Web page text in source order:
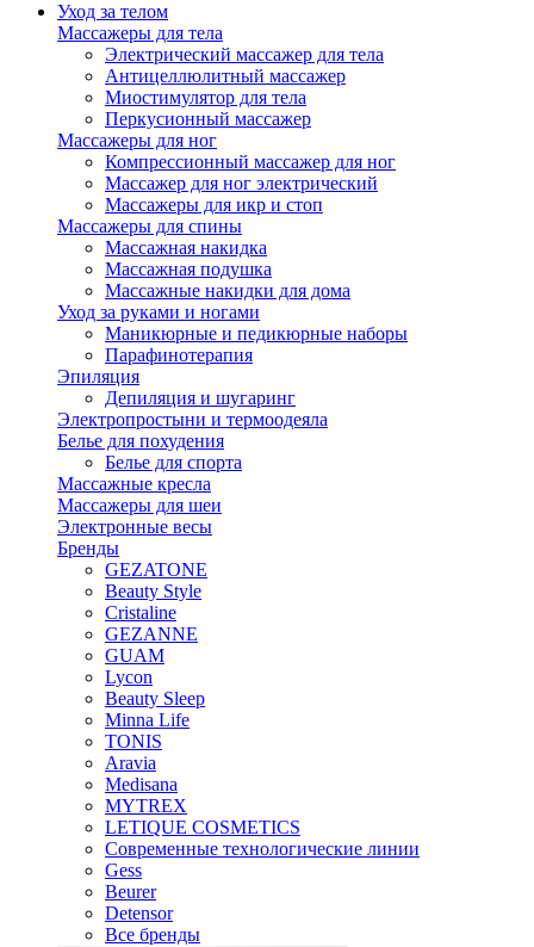
Уход за телом
Массажеры для тела
Электрический массажер для тела
Антицеллюлитный массажер
Миостимулятор для тела
Перкусионный массажер
Массажеры для ног
Компрессионный массажер для ног
Массажер для ног электрический
Массажеры для икр и стоп
Массажеры для спины
Массажная накидка
Массажная подушка
Массажные накидки для дома
Уход за руками и ногами
Маникюрные и педикюрные наборы
Парафинотерапия
Эпиляция
Депиляция и шугаринг
Электропростыни и термоодеяла
Белье для похудения
Белье для спорта
Массажные кресла
Массажеры для шеи
Электронные весы
Бренды
GEZATONE
Beauty Style
Cristaline
GEZANNE
GUAM
Lycon
Beauty Sleep
Minna Life
TONIS
Aravia
Medisana
MYTREX
LETIQUE COSMETICS
Современные технологические линии
Gess
Beurer
Detensor
Все бренды